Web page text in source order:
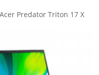
Acer Predator Triton 17 X